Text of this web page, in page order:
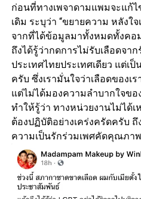
ก่อนที่ทางเพจาดามแพมจะแก้
เดิม ระบุว่า “ขยายความ หลังใจ
จากที่ได้ข้อมูลมาทั้งหมดทั้งคอ
ถึงได้รู้ว่ากดการไม่รับเลือดจา
ประเทศไทยประเทศเดียว แต่
ครับ ซึ่งเรามั่นใจว่าเลือดของเ
แต่ไม่ได้มองความลำบากใจขอ
ทำให้รู้ว่า ทางหน่วยงานไม่ได้
ต้องปฏิบัติอย่างเคร่งครัดครับ
ความเป็นรักร่วมเพศคัดคุณภา